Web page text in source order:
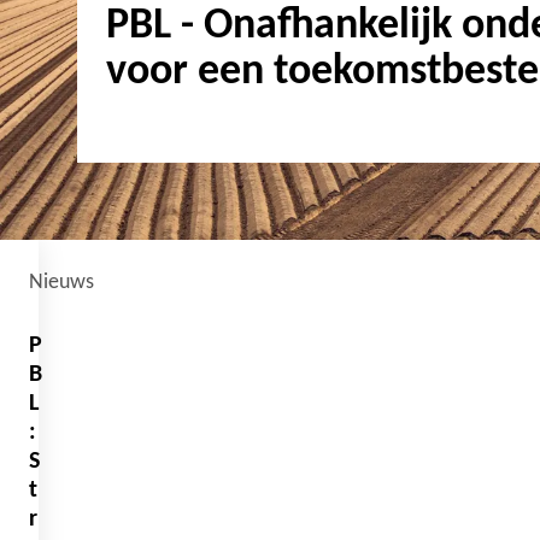
PBL - Onafhankelijk
voor een
P
B
L
:
S
t
r
Nieuws